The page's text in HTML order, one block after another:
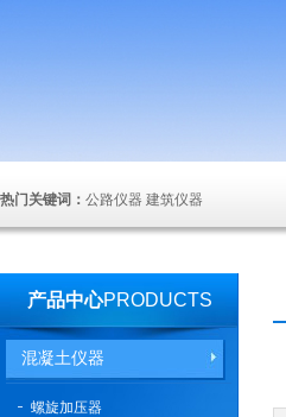
热门关键词： 公路仪器 建筑仪器
产品中心PRODUCTS
混凝土仪器
螺旋加压器